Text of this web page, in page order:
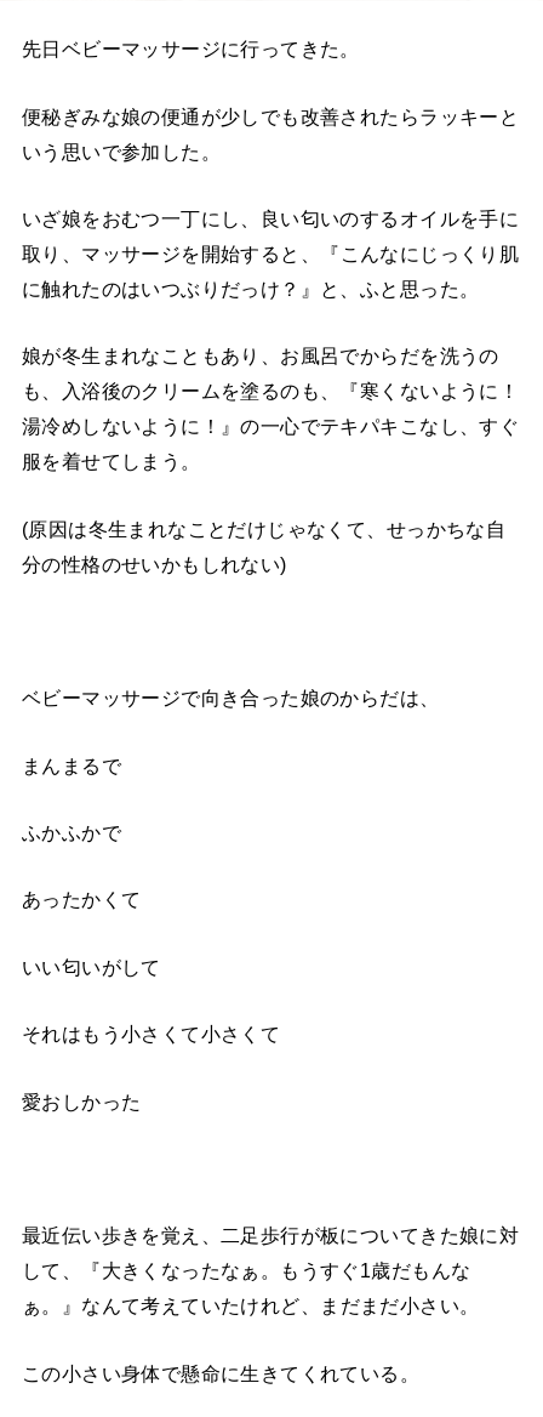
先日ベビーマッサージに行ってきた。
便秘ぎみな娘の便通が少しでも改善されたらラッキーと
いう思いで参加した。
いざ娘をおむつ一丁にし、良い匂いのするオイルを手に
取り、マッサージを開始すると、
『こんなにじっくり肌
に触れたのはいつぶりだっけ？』と、ふと思った。
娘が冬生まれなこともあり、お風呂でからだを洗うの
も、入浴後のクリームを塗るのも、『寒くないように！
湯冷めしないように！』の一心でテキパキこなし、すぐ
服を着せてしまう。
(原因は冬生まれなことだけじゃなくて、せっかちな自
分の性格のせいかもしれない)
ベビーマッサージで向き合った娘のからだは、
まんまるで
ふかふかで
あったかくて
いい匂いがして
それはもう小さくて小さくて
愛おしかった
最近伝い歩きを覚え、二足歩行が板についてきた娘に対
して、『大きくなったなぁ。もうすぐ1歳だもんな
ぁ。』なんて考えていたけれど、
まだまだ小さい。
この小さい身体で懸命に生きてくれている。